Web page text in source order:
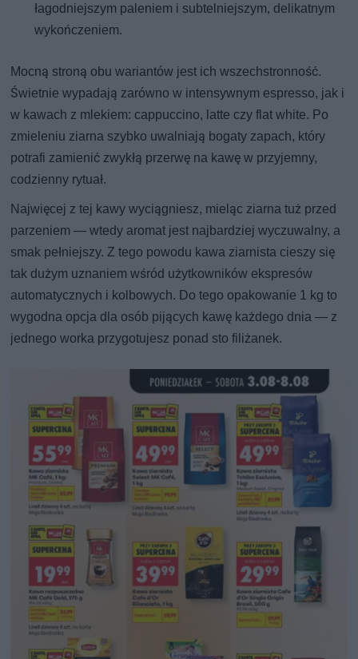
łagodniejszym paleniem i subtelniejszym, delikatnym
wykończeniem.
Mocną stroną obu wariantów jest ich wszechstronność.
Świetnie wypadają zarówno w intensywnym espresso, jak i
w kawach z mlekiem: cappuccino, latte czy flat white. Po
zmieleniu ziarna szybko uwalniają bogaty zapach, który
potrafi zamienić zwykłą przerwę na kawę w przyjemny,
codzienny rytuał.
Najwięcej z tej kawy wyciągniesz, mieląc ziarna tuż przed
parzeniem — wtedy aromat jest najbardziej wyczuwalny, a
smak pełniejszy. Z tego powodu kawa ziarnista cieszy się
tak dużym uznaniem wśród użytkowników ekspresów
automatycznych i kolbowych. Do tego opakowanie 1 kg to
wygodna opcja dla osób pijących kawę każdego dnia — z
jednego worka przygotujesz ponad sto filiżanek.